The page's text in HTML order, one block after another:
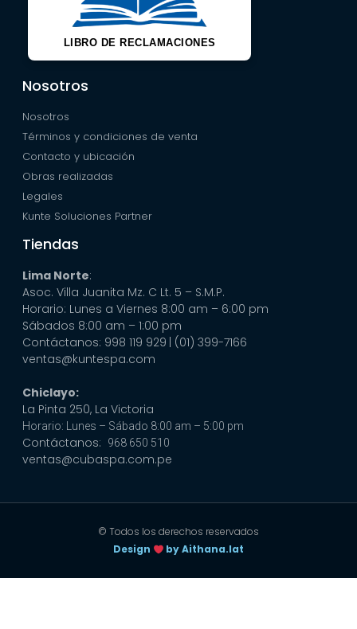
LIBRO DE RECLAMACIONES
Nosotros
Nosotros
Términos y condiciones de venta
Contacto y ubicación
Obras realizadas
Legales
Kunte Soluciones Partner
Tiendas
Lima Norte:
Asoc. Villa Juanita Mz. C Lt. 5 – S.M.P.
Horario: Lunes a Viernes 8:00 am – 6:00 pm
Sábados 8:00 am – 1:00 pm
Contáctanos: 998 119 929 | (01) 399-7166
ventas@kuntespa.com
Chiclayo:
La Pinta 250, La Victoria
Horario: Lunes – Sábado 8:00 am – 5:00 pm
Contáctanos: 968 650 510
ventas@cubaspa.com.pe
© Todos los derechos reservados
Design
by Aithana.lat